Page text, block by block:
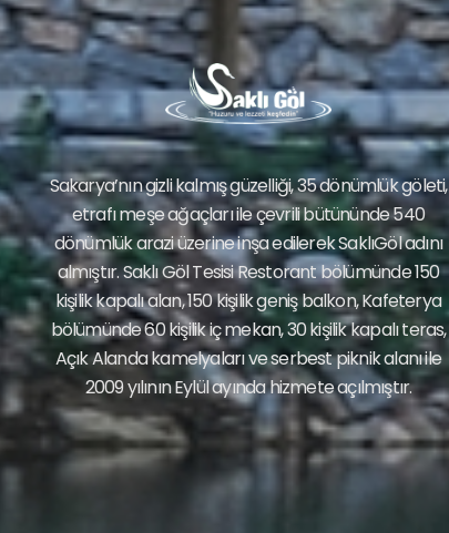
Sakarya’nın gizli kalmış güzelliği, 35 dönümlük göleti,
etrafı meşe ağaçları ile çevrili bütününde 540
dönümlük arazi üzerine inşa edilerek SaklıGöl adını
almıştır. Saklı Göl Tesisi Restorant bölümünde 150
kişilik kapalı alan, 150 kişilik geniş balkon, Kafeterya
bölümünde 60 kişilik iç mekan, 30 kişilik kapalı teras,
Açık Alanda kamelyaları ve serbest piknik alanı ile
2009 yılının Eylül ayında hizmete açılmıştır.